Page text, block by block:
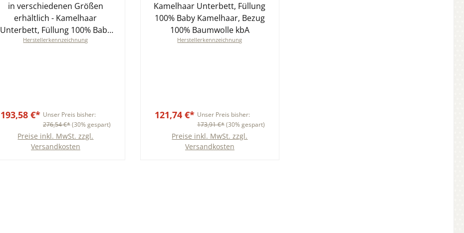
in verschiedenen Größen
erhältlich - Kamelhaar
Unterbett, Füllung 100% Baby
Kamelhaar, Bezug 100%
Herstellerkennzeichnung
193,58 €* Unser Preis bisher:
276,54 €*(30% gespart)
Preise inkl. MwSt. zzgl.
Versandkosten
Kamelhaar Unterbett, Füllung
100% Baby Kamelhaar, Bezug
100% Baumwolle kbA
Herstellerkennzeichnung
121,74 €* Unser Preis bisher:
173,91 €*(30% gespart)
Preise inkl. MwSt. zzgl.
Versandkosten